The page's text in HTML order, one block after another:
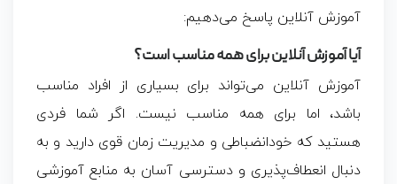
آموزش آنلاین پاسخ می‌دهیم:
آیا آموزش آنلاین برای همه مناسب است؟
آموزش آنلاین می‌تواند برای بسیاری از افراد مناسب
باشد، اما برای همه مناسب نیست. اگر شما فردی
هستید که خودانضباطی و مدیریت زمان قوی دارید و به
دنبال انعطاف‌پذیری و دسترسی آسان به منابع آموزشی